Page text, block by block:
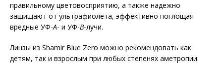
правильному цветовосприятию, а также надежно
защищают от ультрафиолета, эффективно поглощая
вредные УФ-A- и УФ-B-лучи.
Линзы из Shamir Blue Zero можно рекомендовать как
детям, так и взрослым при любых степенях аметропии.